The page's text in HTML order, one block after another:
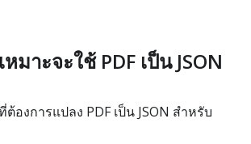
หมาะจะใช้ PDF เป็น JSON
องการแปลง PDF เป็น JSON สำหรับ